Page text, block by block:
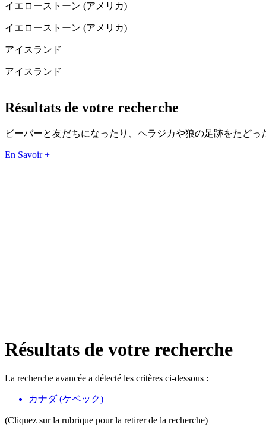
イエローストーン (アメリカ)
イエローストーン (アメリカ)
アイスランド
アイスランド
Résultats de votre recherche
ビーバーと友だちになったり、ヘラジカや狼の足跡をたど
En Savoir +
Résultats de votre recherche
La recherche avancée a détecté les critères ci-dessous :
カナダ (ケベック)
(Cliquez sur la rubrique pour la retirer de la recherche)